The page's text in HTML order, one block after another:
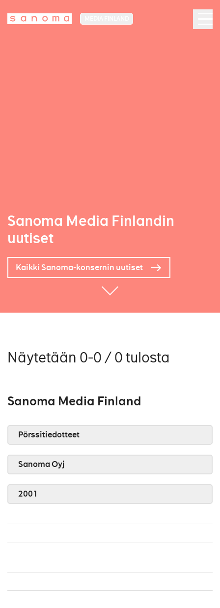
Sanoma Media Finlandin
uutiset
Kaikki Sanoma-konsernin uutiset
Näytetään 0-0 / 0 tulosta
Sanoma Media Finland
Pörssitiedotteet
Sanoma Oyj
2001